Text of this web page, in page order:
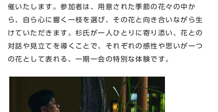
催いたします。参加者は、用意された季節の花々の中か
ら、自ら心に響く一枝を選び、その花と向き合いながら生
けていただきます。杉氏が一人ひとりに寄り添い、花との
対話や見立てを導くことで、それぞれの感性や思いが一つ
の花として表れる、一期一会の特別な体験です。